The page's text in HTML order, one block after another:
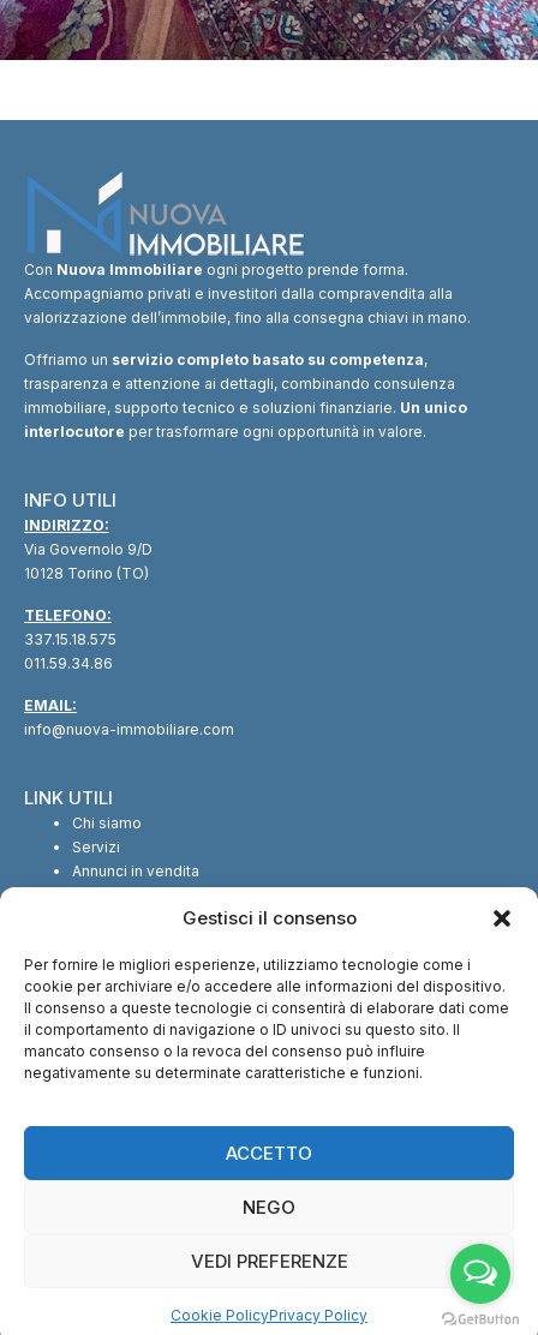
Gestisci il consenso
Per fornire le migliori esperienze, utilizziamo tecnologie come i
cookie per archiviare e/o accedere alle informazioni del dispositivo.
Il consenso a queste tecnologie ci consentirà di elaborare dati come
il comportamento di navigazione o ID univoci su questo sito. Il
mancato consenso o la revoca del consenso può influire
negativamente su determinate caratteristiche e funzioni.
ACCETTO
NEGO
VEDI PREFERENZE
Cookie PolicyPrivacy Policy
Con Nuova Immobiliare ogni progetto prende forma.
Accompagniamo privati e investitori dalla compravendita alla
valorizzazione dell’immobile, fino alla consegna chiavi in mano.
Offriamo un servizio completo basato su competenza,
trasparenza e attenzione ai dettagli, combinando consulenza
immobiliare, supporto tecnico e soluzioni finanziarie. Un unico
interlocutore per trasformare ogni opportunità in valore.
INFO UTILI
INDIRIZZO:
Via Governolo 9/D
10128 Torino (TO)
TELEFONO:
337.15.18.575
011.59.34.86
EMAIL:
info@nuova-immobiliare.com
LINK UTILI
Chi siamo
Servizi
Annunci in vendita
SEGUICI SUI SOCIAL
CI TROVI ANCHE SU:
© Copyright 2013 – 2026 Nuova Immobiliare di Fabio Serralunga | Tutti i
diritti riservati – P.IVA: 12028540016 |Cookie Policy Privacy Policy